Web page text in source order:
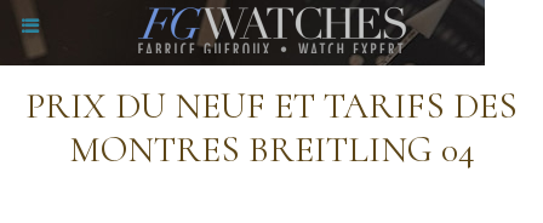
PRIX DU NEUF ET TARIFS DES
MONTRES BREITLING 04